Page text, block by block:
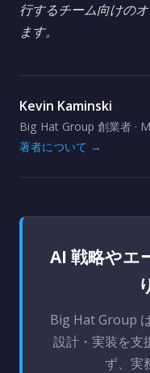
行するチーム向けの
ます。
Kevin Kaminski
Big Hat Group 創業者 ·
著者について →
AI 戦略やエ
Big Hat Group
設計・実装を支
ず、実